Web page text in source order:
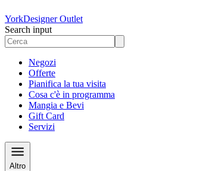
YorkDesigner Outlet
Search input
Negozi
Offerte
Pianifica la tua visita
Cosa c'è in programma
Mangia e Bevi
Gift Card
Servizi
Altro